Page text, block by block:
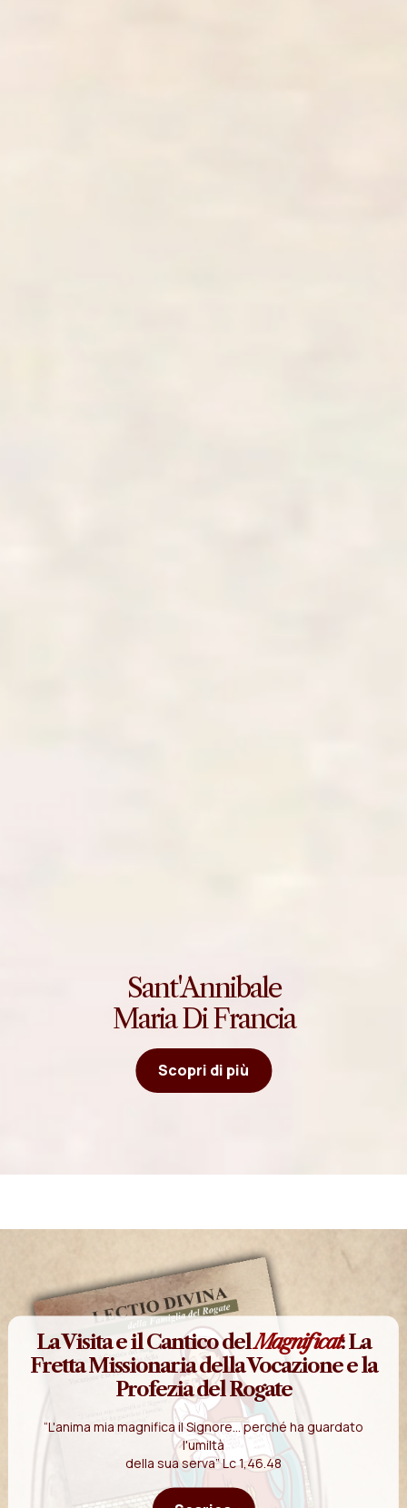
Sant'Annibale
Maria Di Francia
Scopri di più
La Visita e il Cantico delMagnificat: La
Fretta Missionaria della Vocazione e la
Profezia del Rogate
“L'anima mia magnifica il Signore... perché ha guardato
l'umiltà
della sua serva” Lc 1,46.48